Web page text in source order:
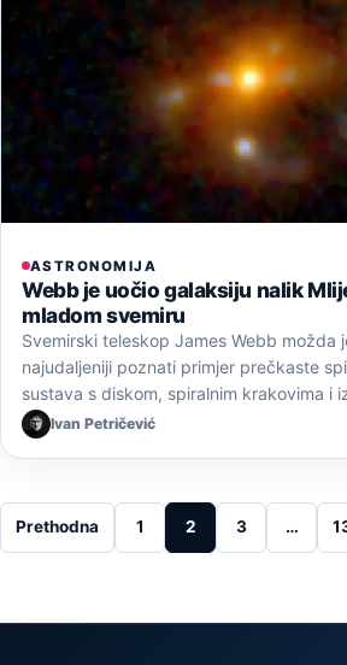
ASTRONOMIJA
Webb je uočio galaksiju nalik
mladom svemiru
Svemirski teleskop James Webb možda
najudaljeniji poznati primjer prečkaste
sustava s diskom, spiralnim krakovima i
Ivan Petričević
Posts pagination
Prethodna 1 2 3 …